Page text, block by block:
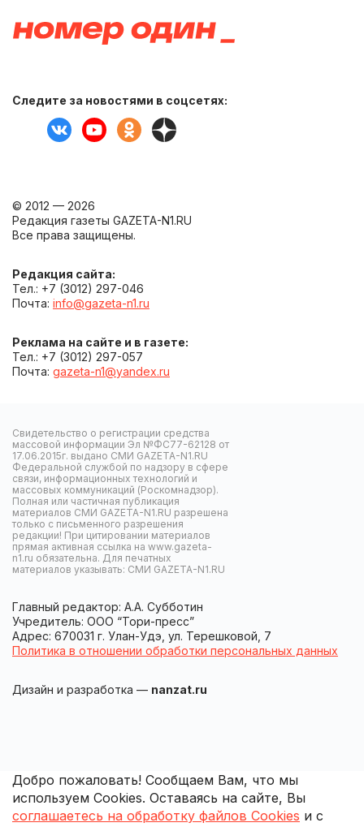
Следите за новостями в соцсетях:
© 2012 — 2026
Редакция газеты GAZETA-N1.RU
Все права защищены.
Редакция сайта:
Тел.: +7 (3012) 297-046
Почта: info@gazeta-n1.ru
Реклама на сайте и в газете:
Тел.: +7 (3012) 297-057
Почта: gazeta-n1@yandex.ru
Свидетельство о регистрации средства
массовой информации Эл №ФС77-62128 от
17.06.2015г. выдано СМИ GAZETA-N1.RU
Федеральной службой по надзору в сфере
связи, информационных технологий и
массовых коммуникаций (Роскомнадзор).
Полная или частичная публикация
материалов СМИ GAZETA-N1.RU разрешена
только с письменного разрешения
редакции! При цитировании материалов
прямая активная ссылка на www.gazeta-
n1.ru обязательна. Для печатных
материалов указывать: СМИ GAZETA-N1.RU
Главный редактор: А.А. Субботин
Учредитель: ООО “Тори-пресс”
Адрес: 670031 г. Улан-Удэ, ул. Терешковой, 7
Политика в отношении обработки персональных данных
Дизайн и разработка — nanzat.ru
Добро пожаловать! Сообщаем Вам, что мы
используем Cookies. Оставаясь на сайте, Вы
соглашаетесь на обработку файлов Cookies и с